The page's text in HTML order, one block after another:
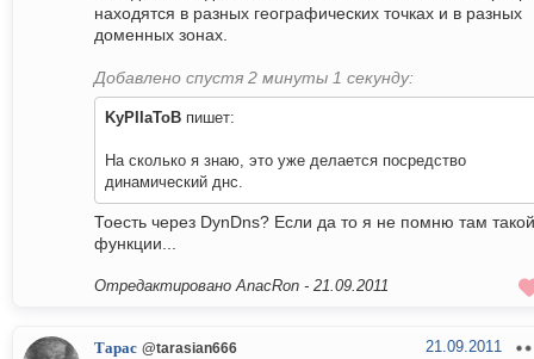
находятся в разных географических точках и в разных
доменных зонах.
Добавлено спустя 2 минуты 1 секунду:
KyPIIaToB пишет:
На сколько я знаю, это уже делается посредство
динамический днс.
Тоесть через DynDns? Если да то я не помню там такой
функции...
Отредактировано AnacRon - 21.09.2011
Тарас @tarasian666 21.09.2011